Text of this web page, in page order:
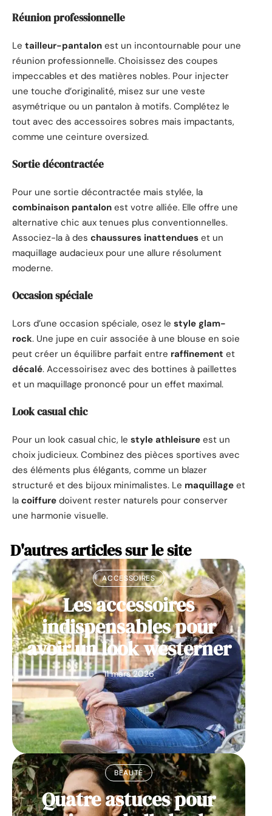
Réunion professionnelle
Le tailleur-pantalon est un incontournable pour une
réunion professionnelle. Choisissez des coupes
impeccables et des matières nobles. Pour injecter
une touche d’originalité, misez sur une veste
asymétrique ou un pantalon à motifs. Complétez le
tout avec des accessoires sobres mais impactants,
comme une ceinture oversized.
Sortie décontractée
Pour une sortie décontractée mais stylée, la
combinaison pantalon est votre alliée. Elle offre une
alternative chic aux tenues plus conventionnelles.
Associez-la à des chaussures inattendues et un
maquillage audacieux pour une allure résolument
moderne.
Occasion spéciale
Lors d’une occasion spéciale, osez le style glam-
rock. Une jupe en cuir associée à une blouse en soie
peut créer un équilibre parfait entre raffinement et
décalé. Accessoirisez avec des bottines à paillettes
et un maquillage prononcé pour un effet maximal.
Look casual chic
Pour un look casual chic, le style athleisure est un
choix judicieux. Combinez des pièces sportives avec
des éléments plus élégants, comme un blazer
structuré et des bijoux minimalistes. Le maquillage et
la coiffure doivent rester naturels pour conserver
une harmonie visuelle.
D'autres articles sur le site
ACCESSOIRES
Les accessoires
indispensables pour
avoir un look westerner
11 mars 2026
BEAUTÉ
Quatre astuces pour